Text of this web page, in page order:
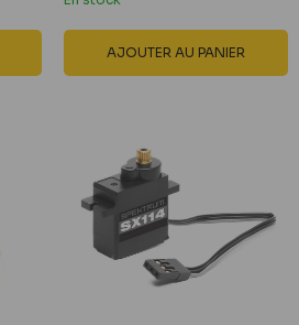
AJOUTER AU PANIER